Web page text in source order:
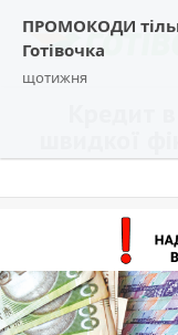
ПРОМОКОДИ
Готівочка
щотижня
Кредит
швидкої